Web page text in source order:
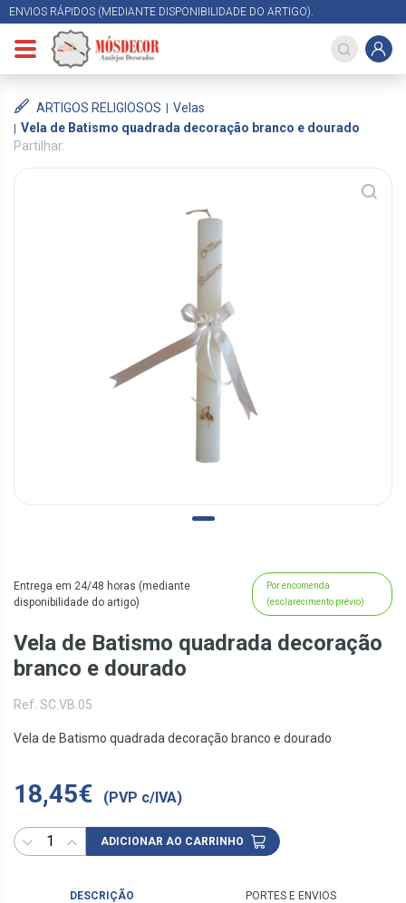
ENVIOS RÁPIDOS (MEDIANTE DISPONIBILIDADE DO ARTIGO).
ARTIGOS RELIGIOSOS
Velas
Vela de Batismo quadrada decoração branco e dourado
Partilhar:
Entrega em 24/48 horas (mediante
disponibilidade do artigo)
Por encomenda
(esclarecimento prévio)
Vela de Batismo quadrada decoração
branco e dourado
Ref. SC.VB.05
Vela de Batismo quadrada decoração branco e dourado
18,45€ (PVP c/IVA)
ADICIONAR AO CARRINHO
DESCRIÇÃO PORTES E ENVIOS